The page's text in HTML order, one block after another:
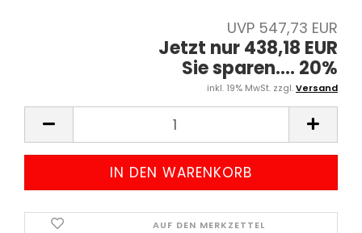
UVP 547,73 EUR
Jetzt nur 438,18 EUR
Sie sparen.... 20%
inkl. 19% MwSt. zzgl.Versand
AUF DEN MERKZETTEL